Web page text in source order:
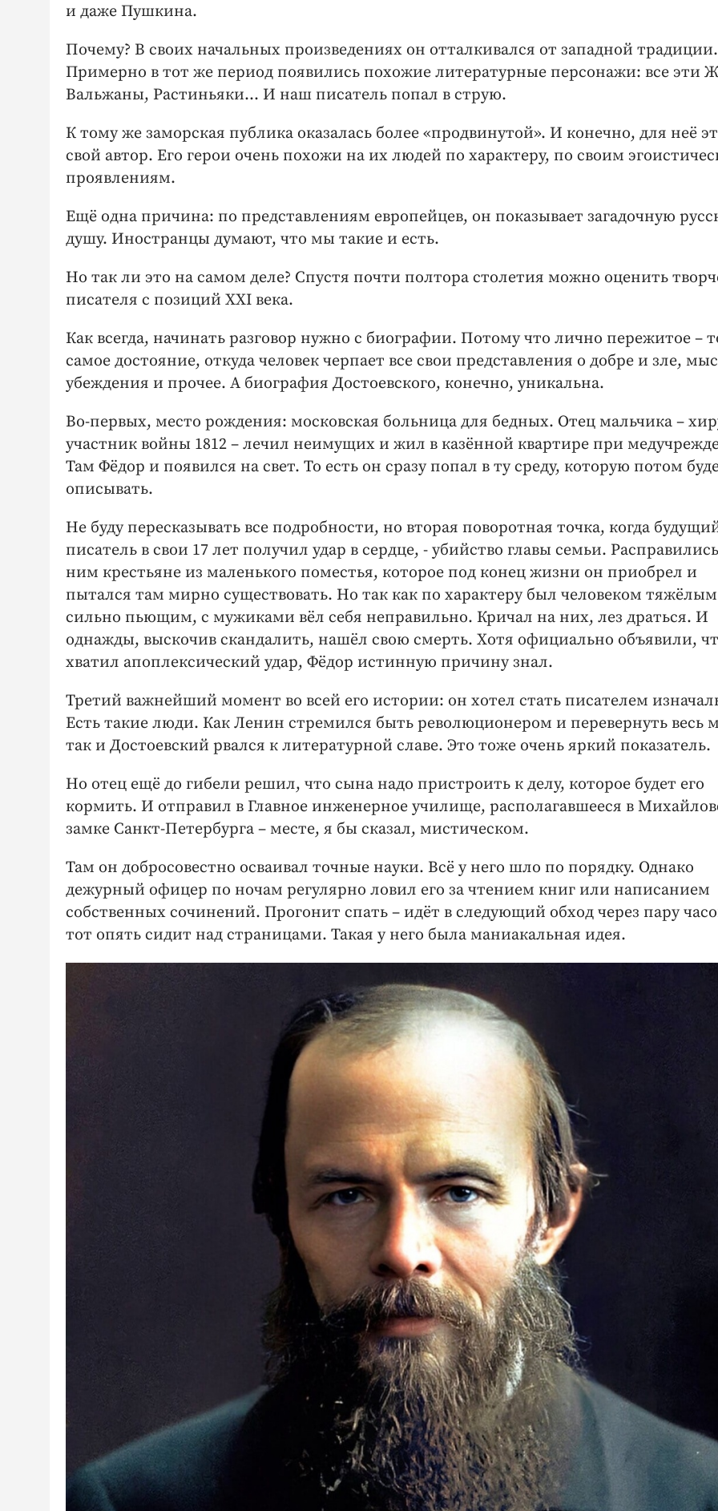
и даже Пушкина.
Почему? В своих начальных произведениях он отталкивался от западной традиции.
Примерно в тот же период появились похожие литературные персонажи: все эти
Вальжаны, Растиньяки… И наш писатель попал в струю.
К тому же заморская публика оказалась более «продвинутой». И конечно, для неё
свой автор. Его герои очень похожи на их людей по характеру, по своим
проявлениям.
Ещё одна причина: по представлениям европейцев, он показывает загадочную
душу. Иностранцы думают, что мы такие и есть.
Но так ли это на самом деле? Спустя почти полтора столетия можно оценить
писателя с позиций XXI века.
Как всегда, начинать разговор нужно с биографии. Потому что лично пережитое –
самое достояние, откуда человек черпает все свои представления о добре и зле,
убеждения и прочее. А биография Достоевского, конечно, уникальна.
Во-первых, место рождения: московская больница для бедных. Отец мальчика –
участник войны 1812 – лечил неимущих и жил в казённой квартире при
Там Фёдор и появился на свет. То есть он сразу попал в ту среду, которую потом
описывать.
Не буду пересказывать все подробности, но вторая поворотная точка, когда
писатель в свои 17 лет получил удар в сердце, - убийство главы семьи.
ним крестьяне из маленького поместья, которое под конец жизни он приобрел и
пытался там мирно существовать. Но так как по характеру был человеком
сильно пьющим, с мужиками вёл себя неправильно. Кричал на них, лез драться. И
однажды, выскочив скандалить, нашёл свою смерть. Хотя официально объявили,
хватил апоплексический удар, Фёдор истинную причину знал.
Третий важнейший момент во всей его истории: он хотел стать писателем
Есть такие люди. Как Ленин стремился быть революционером и перевернуть весь
так и Достоевский рвался к литературной славе. Это тоже очень яркий показатель.
Но отец ещё до гибели решил, что сына надо пристроить к делу, которое будет его
кормить. И отправил в Главное инженерное училище, располагавшееся в
замке Санкт-Петербурга – месте, я бы сказал, мистическом.
Там он добросовестно осваивал точные науки. Всё у него шло по порядку. Однако
дежурный офицер по ночам регулярно ловил его за чтением книг или написанием
собственных сочинений. Прогонит спать – идёт в следующий обход через пару
тот опять сидит над страницами. Такая у него была маниакальная идея.